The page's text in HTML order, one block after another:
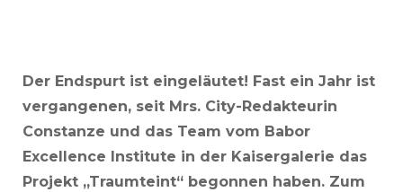
Der Endspurt ist eingeläutet! Fast ein Jahr ist
vergangenen, seit Mrs. City-Redakteurin
Constanze und das Team vom Babor
Excellence Institute in der Kaisergalerie das
Projekt „Traumteint“ begonnen haben. Zum